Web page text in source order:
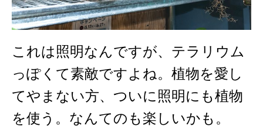
これは照明なんですが、テラリウム
っぽくて素敵ですよね。植物を愛し
てやまない方、ついに照明にも植物
を使う。なんてのも楽しいかも。